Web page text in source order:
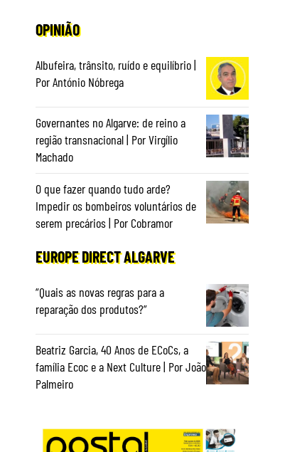
OPINIÃO
Albufeira, trânsito, ruído e equilíbrio |
Por António Nóbrega
Governantes no Algarve: de reino a
região transnacional | Por Virgílio
Machado
O que fazer quando tudo arde?
Impedir os bombeiros voluntários de
serem precários | Por Cobramor
EUROPE DIRECT ALGARVE
“Quais as novas regras para a
reparação dos produtos?”
Beatriz Garcia, 40 Anos de ECoCs, a
família Ecoc e a Next Culture | Por João
Palmeiro